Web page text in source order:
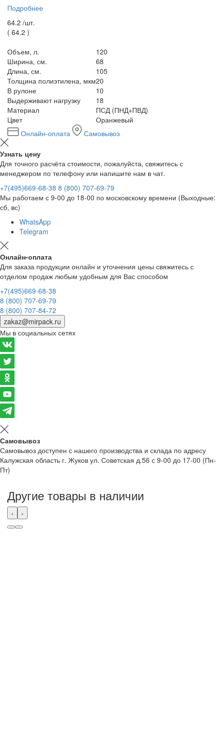
Подробнее
64.2 /шт.
( 64.2 )
Объем, л.
120
Ширина, см.
68
Длина, см.
105
Толщина полиэтилена, мкм20
В рулоне
10
Выдерживают нагрузку
18
Материал
ПСД (ПНД+ПВД)
Цвет
Оранжевый
Онлайн-оплата
Самовывоз
Узнать цену
Для точного расчёта стоимости, пожалуйста, свяжитесь с
менеджером по телефону или напишите нам в чат.
+7(495)669-68-38 8 (800) 707-69-79
Мы работаем с 9-00 до 18-00 по московскому времени (Выходные:
сб, вс)
WhatsApp
Telegram
Онлайн-оплата
Для заказа продукции онлайн и уточнения цены свяжитесь с
отделом продаж любым удобным для Вас способом
+7(495)669-68-38
8 (800) 707-69-79
8 (800) 707-84-72
zakaz@mirpack.ru
Мы в социальных сетях
Самовывоз
Самовывоз доступен с нашего производства и склада по адресу
Калужская область г. Жуков ул. Советская д.56 с 9-00 до 17-00 (Пн-
Пт)
Другие товары в наличии
‹ ›